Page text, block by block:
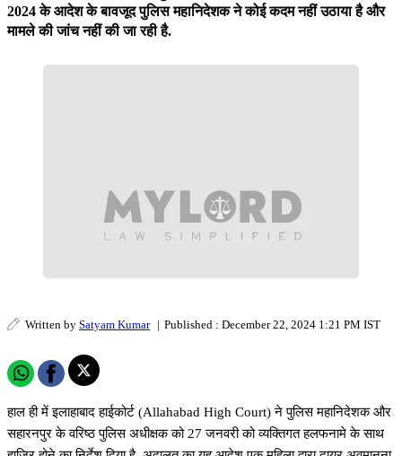
2024 के आदेश के बावजूद पुलिस महानिदेशक ने कोई कदम नहीं उठाया है और
मामले की जांच नहीं की जा रही है.
Written by Satyam Kumar | Published : December 22, 2024 1:21 PM IST
हाल ही में इलाहाबाद हाईकोर्ट (Allahabad High Court) ने पुलिस महानिदेशक और
सहारनपुर के वरिष्ठ पुलिस अधीक्षक को 27 जनवरी को व्यक्तिगत हलफनामे के साथ